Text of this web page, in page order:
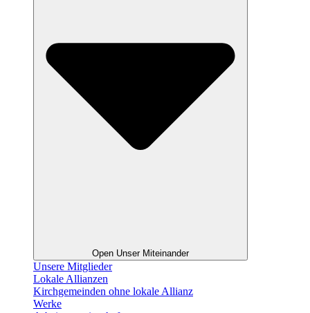
Open Unser Miteinander
Unsere Mitglieder
Lokale Allianzen
Kirchgemeinden ohne lokale Allianz
Werke